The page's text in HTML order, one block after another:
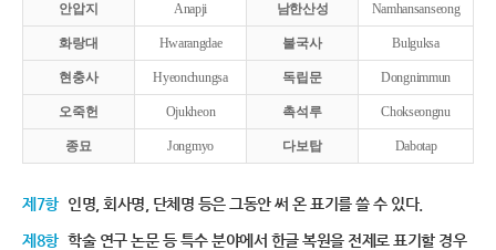
안압지 Anapji 남한산성 Namhansanseong
화랑대 Hwarangdae 불국사 Bulguksa
현충사 Hyeonchungsa 독립문 Dongnimmun
오죽헌 Ojukheon 촉석루 Chokseongnu
종묘 Jongmyo 다보탑 Dabotap
제7항 인명, 회사명, 단체명 등은 그동안 써 온 표기를 쓸 수 있다.
제8항 학술 연구 논문 등 특수 분야에서 한글 복원을 전제로 표기할 경우